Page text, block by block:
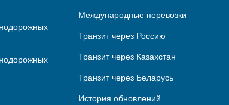
Международные перевозки
Транзит через Россию
Транзит через Казахстан
Транзит через Беларусь
История обновлений